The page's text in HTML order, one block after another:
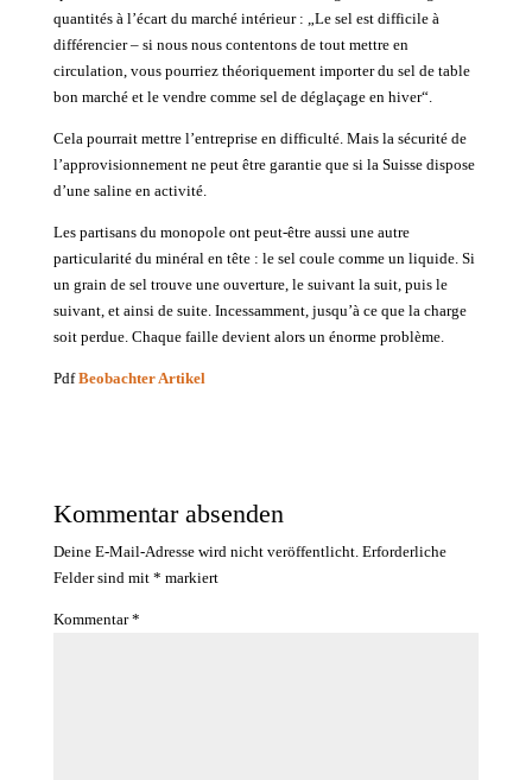
quantités à l’écart du marché intérieur : „Le sel est difficile à
différencier – si nous nous contentons de tout mettre en
circulation, vous pourriez théoriquement importer du sel de table
bon marché et le vendre comme sel de déglaçage en hiver“.
Cela pourrait mettre l’entreprise en difficulté. Mais la sécurité de
l’approvisionnement ne peut être garantie que si la Suisse dispose
d’une saline en activité.
Les partisans du monopole ont peut-être aussi une autre
particularité du minéral en tête : le sel coule comme un liquide. Si
un grain de sel trouve une ouverture, le suivant la suit, puis le
suivant, et ainsi de suite. Incessamment, jusqu’à ce que la charge
soit perdue. Chaque faille devient alors un énorme problème.
PdfBeobachter Artikel
Kommentar absenden
Deine E-Mail-Adresse wird nicht veröffentlicht. Erforderliche
Felder sind mit * markiert
Kommentar*